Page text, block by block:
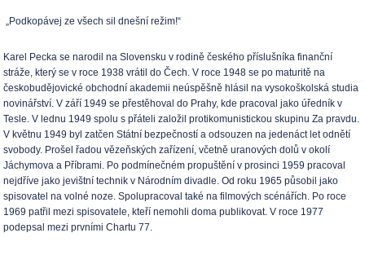
„Podkopávej ze všech sil dnešní režim!“
Karel Pecka se narodil na Slovensku v rodině českého příslušníka finanční
stráže, který se v roce 1938 vrátil do Čech. V roce 1948 se po maturitě na
českobudějovické obchodní akademii neúspěšně hlásil na vysokoškolská studia
novinářství. V září 1949 se přestěhoval do Prahy, kde pracoval jako úředník v
Tesle. V lednu 1949 spolu s přáteli založil protikomunistickou skupinu Za pravdu.
V květnu 1949 byl zatčen Státní bezpečností a odsouzen na jedenáct let odnětí
svobody. Prošel řadou vězeňských zařízení, včetně uranových dolů v okolí
Jáchymova a Příbrami. Po podmínečném propuštění v prosinci 1959 pracoval
nejdříve jako jevištní technik v Národním divadle. Od roku 1965 působil jako
spisovatel na volné noze. Spolupracoval také na filmových scénářích. Po roce
1969 patřil mezi spisovatele, kteří nemohli doma publikovat. V roce 1977
podepsal mezi prvními Chartu 77.